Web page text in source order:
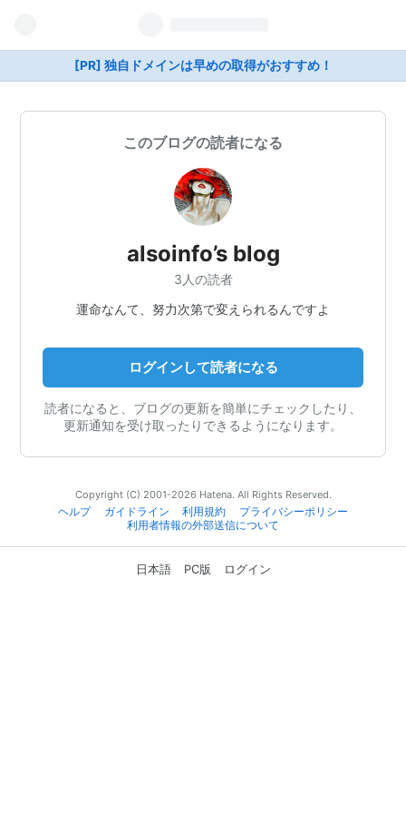
[PR] 独自ドメインは早めの取得がおすすめ！
このブログの読者になる
alsoinfo’s blog
3人の読者
運命なんて、努力次第で変えられるんですよ
ログインして読者になる
読者になると、ブログの更新を簡単にチェックしたり、
更新通知を受け取ったりできるようになります。
Copyright (C) 2001-2026 Hatena. All Rights Reserved.
ヘルプ
ガイドライン 利用規約
プライバシーポリシー
利用者情報の外部送信について
日本語 PC版 ログイン